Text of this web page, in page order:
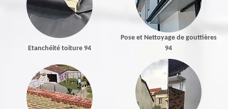
Etanchéité toiture 94
Pose et Nettoyage de gouttières
94